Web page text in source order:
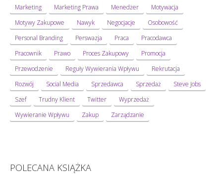
Marketing
Marketing Prawa Menedżer
Motywacja
Motywy Zakupowe
Nawyk Negocjacje
Osobowość
Personal Branding
Perswazja Praca
Pracodawca
Pracownik
Prawo Proces Zakupowy
Promocja
Przewodzenie
Reguły Wywierania Wpływu
Rekrutacja
Rozwój
Social Media Sprzedawca Sprzedaż
Steve Jobs
Szef
Trudny Klient Twitter
Wyprzedaż
Wywieranie Wpływu
Zakup Zarządzanie
POLECANA KSIĄŻKA